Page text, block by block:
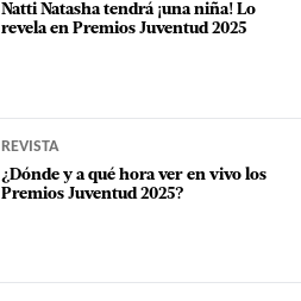
Natti Natasha tendrá ¡una niña! Lo
revela en Premios Juventud 2025
REVISTA
¿Dónde y a qué hora ver en vivo los
Premios Juventud 2025?